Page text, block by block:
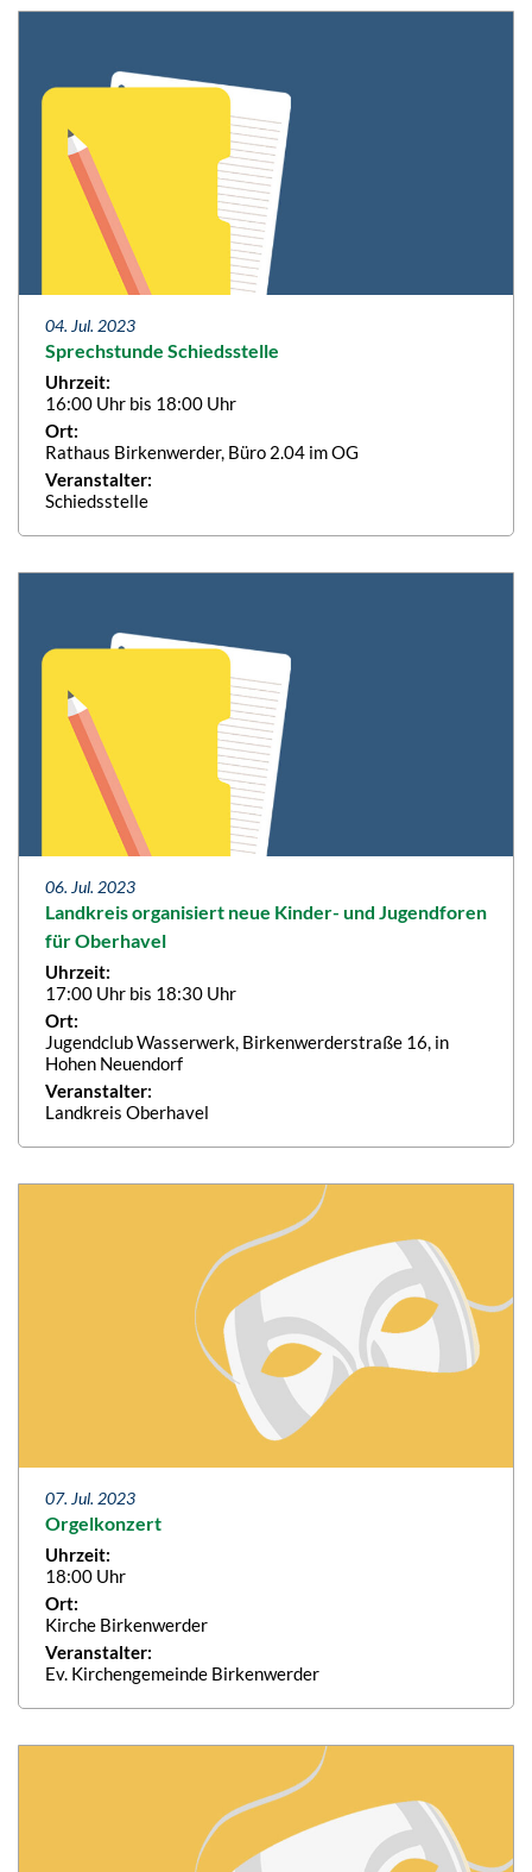
04. Jul. 2023
Sprechstunde Schiedsstelle
Uhrzeit:
16:00 Uhr bis 18:00 Uhr
Ort:
Rathaus Birkenwerder, Büro 2.04 im OG
Veranstalter:
Schiedsstelle
06. Jul. 2023
Landkreis organisiert neue Kinder- und Jugendforen
für Oberhavel
Uhrzeit:
17:00 Uhr bis 18:30 Uhr
Ort:
Jugendclub Wasserwerk, Birkenwerderstraße 16, in
Hohen Neuendorf
Veranstalter:
Landkreis Oberhavel
07. Jul. 2023
Orgelkonzert
Uhrzeit:
18:00 Uhr
Ort:
Kirche Birkenwerder
Veranstalter:
Ev. Kirchengemeinde Birkenwerder